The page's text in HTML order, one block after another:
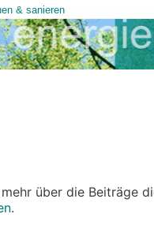
über die Beiträge
.